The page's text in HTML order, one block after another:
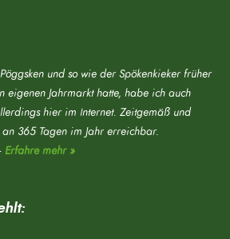
und so wie der Spökenkieker früher
eigenen Jahrmarkt hatte, habe ich auch
hier im Internet. Zeitgemäß und
365 Tagen im Jahr erreichbar.
Erfahre mehr »